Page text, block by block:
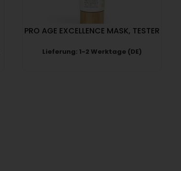
PRO AGE EXCELLENCE MASK, TESTER
Lieferung: 1-2 Werktage (DE)